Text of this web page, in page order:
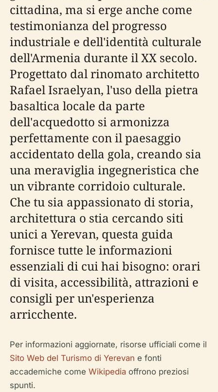
cittadina, ma si erge anche come
testimonianza del progresso
industriale e dell'identità culturale
dell'Armenia durante il XX secolo.
Progettato dal rinomato architetto
Rafael Israelyan, l'uso della pietra
basaltica locale da parte
dell'acquedotto si armonizza
perfettamente con il paesaggio
accidentato della gola, creando sia
una meraviglia ingegneristica che
un vibrante corridoio culturale.
Che tu sia appassionato di storia,
architettura o stia cercando siti
unici a Yerevan, questa guida
fornisce tutte le informazioni
essenziali di cui hai bisogno: orari
di visita, accessibilità, attrazioni e
consigli per un'esperienza
arricchente.
Per informazioni aggiornate, risorse ufficiali come il
Sito Web del Turismo di Yerevan e fonti
accademiche come Wikipedia offrono preziosi
spunti.